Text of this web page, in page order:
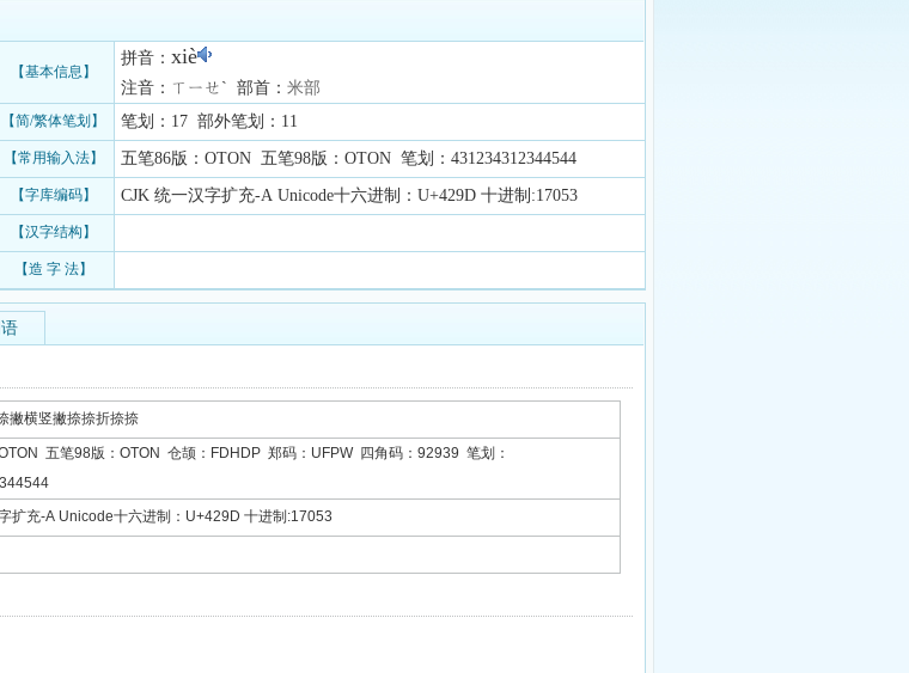
【基本信息】
拼音： xiè
注音：ㄒㄧㄝˋ 部首： 米部
【简/繁体笔划】 笔划：17 部外笔划：11
【常用输入法】 五笔86版：OTON 五笔98版：OTON 笔划：431234312344544
【字库编码】 CJK 统一汉字扩充-A Unicode十六进制：U+429D 十进制:17053
【汉字结构】
【造 字 法】
撇横竖撇捺捺折捺捺
五笔98版：OTON 仓颉：FDHDP 郑码：UFPW 四角码：92939 笔划：
扩充-A Unicode十六进制：U+429D 十进制:17053